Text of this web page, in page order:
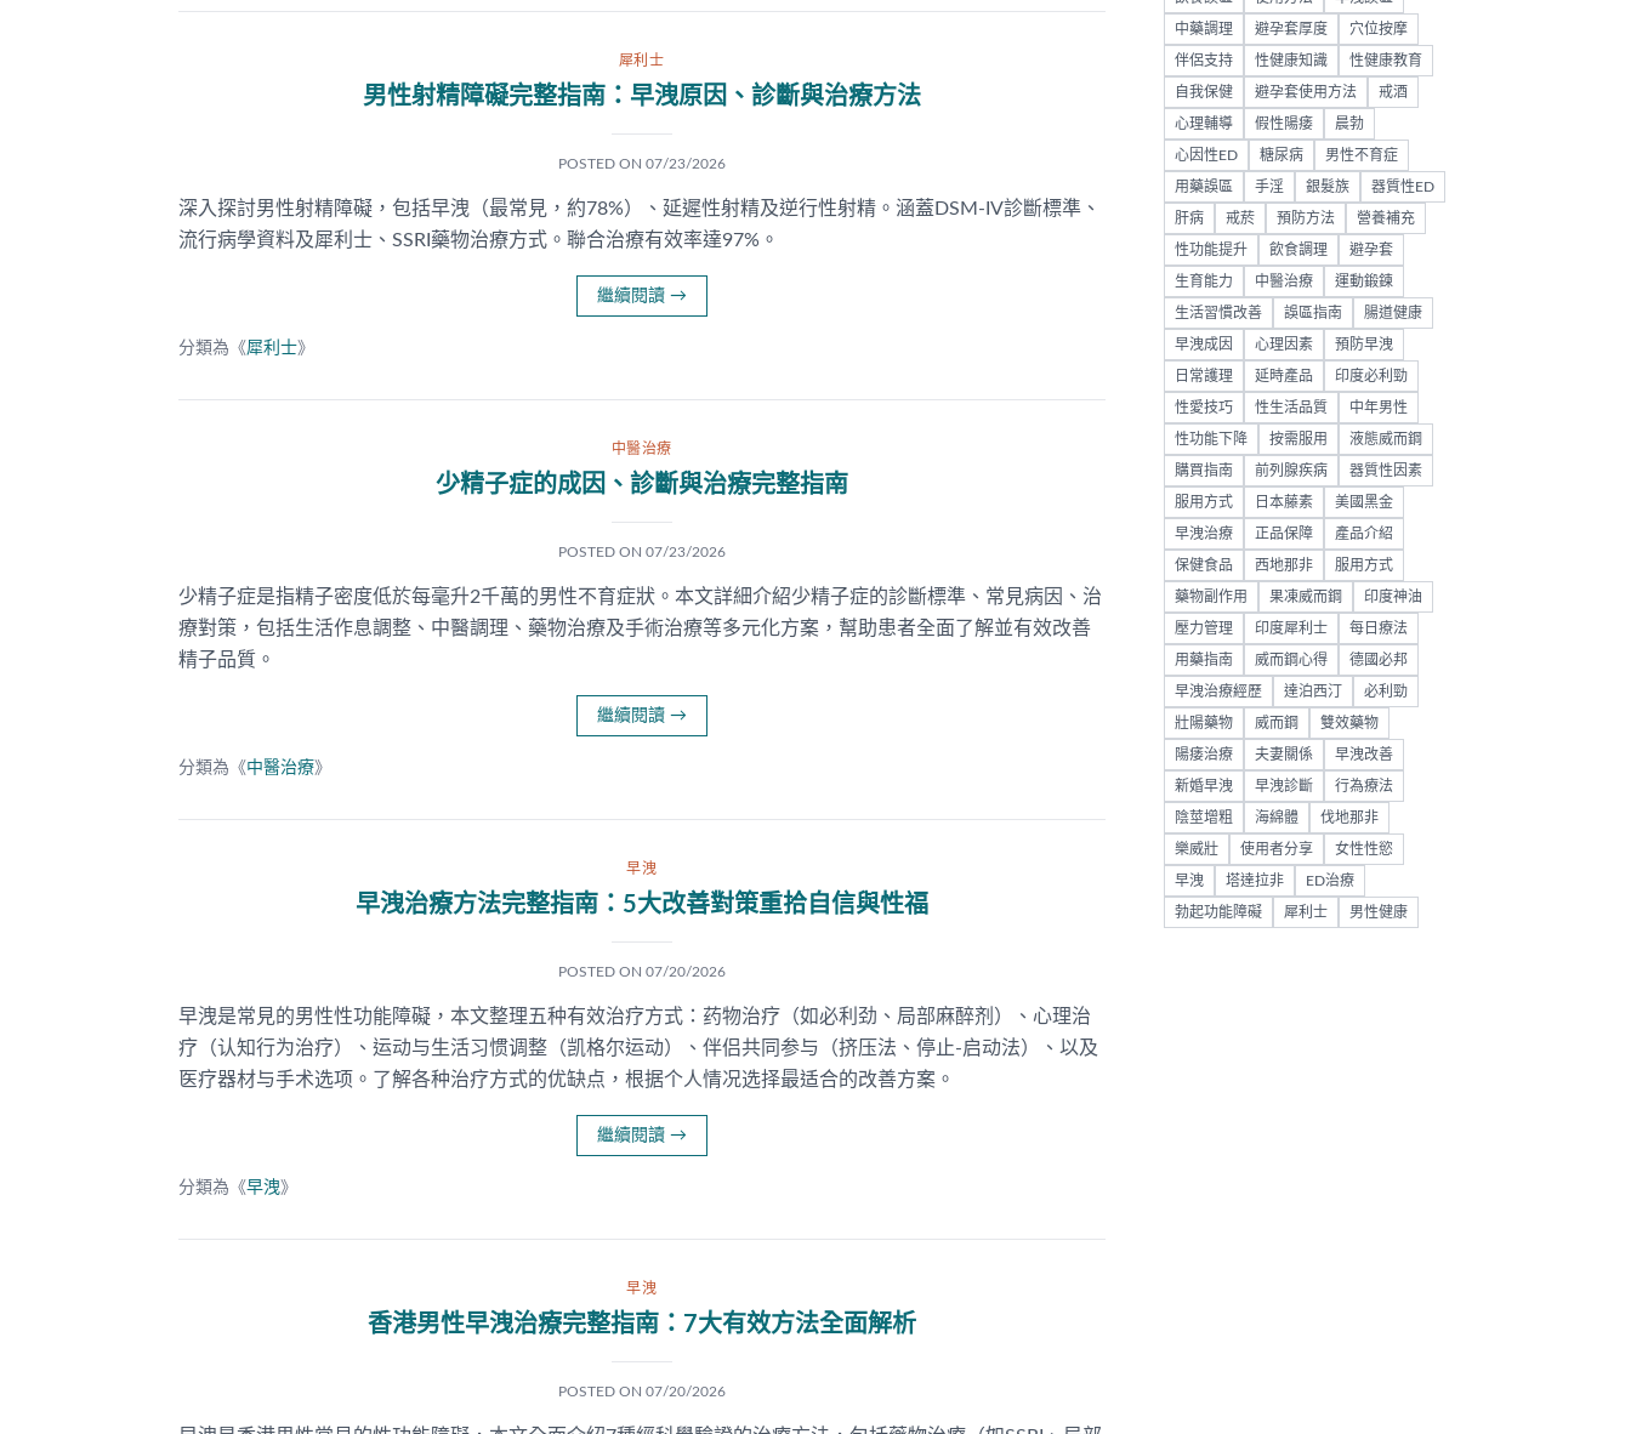
犀利士
男性射精障礙完整指南：早洩原因、診斷與治療方法
POSTED ON 07/23/2026
深入探討男性射精障礙，包括早洩（最常見，約78%）、延遲性射精及逆行性射精。涵蓋DSM-IV診斷標準、
流行病學資料及犀利士、SSRI藥物治療方式。聯合治療有效率達97%。
繼續閱讀 →
分類為《犀利士》
中醫治療
少精子症的成因、診斷與治療完整指南
POSTED ON 07/23/2026
少精子症是指精子密度低於每毫升2千萬的男性不育症狀。本文詳細介紹少精子症的診斷標準、常見病因、治
療對策，包括生活作息調整、中醫調理、藥物治療及手術治療等多元化方案，幫助患者全面了解並有效改善
精子品質。
繼續閱讀 →
分類為《中醫治療》
早洩
早洩治療方法完整指南：5大改善對策重拾自信與性福
POSTED ON 07/20/2026
早洩是常見的男性性功能障礙，本文整理五种有效治疗方式：药物治疗（如必利劲、局部麻醉剂）、心理治
疗（认知行为治疗）、运动与生活习惯调整（凯格尔运动）、伴侣共同参与（挤压法、停止-启动法）、以及
医疗器材与手术选项。了解各种治疗方式的优缺点，根据个人情况选择最适合的改善方案。
繼續閱讀 →
分類為《早洩》
早洩
香港男性早洩治療完整指南：7大有效方法全面解析
POSTED ON 07/20/2026
中藥調理 避孕套厚度 穴位按摩
伴侶支持 性健康知識 性健康教育
自我保健 避孕套使用方法 戒酒
心理輔導 假性陽痿 晨勃
心因性ED 糖尿病 男性不育症
用藥誤區 手淫 銀髮族 器質性ED
肝病 戒菸 預防方法 營養補充
性功能提升 飲食調理 避孕套
生育能力 中醫治療 運動鍛鍊
生活習慣改善 誤區指南 腸道健康
早洩成因 心理因素 預防早洩
日常護理 延時產品 印度必利勁
性愛技巧 性生活品質 中年男性
性功能下降 按需服用 液態威而鋼
購買指南 前列腺疾病 器質性因素
服用方式 日本藤素 美國黑金
早洩治療 正品保障 產品介紹
保健食品 西地那非 服用方式
藥物副作用 果凍威而鋼 印度神油
壓力管理 印度犀利士 每日療法
用藥指南 威而鋼心得 德國必邦
早洩治療經歷 達泊西汀 必利勁
壯陽藥物 威而鋼 雙效藥物
陽痿治療 夫妻關係 早洩改善
新婚早洩 早洩診斷 行為療法
陰莖增粗 海綿體 伐地那非
樂威壯 使用者分享 女性性慾
早洩 塔達拉非 ED治療
勃起功能障礙 犀利士 男性健康